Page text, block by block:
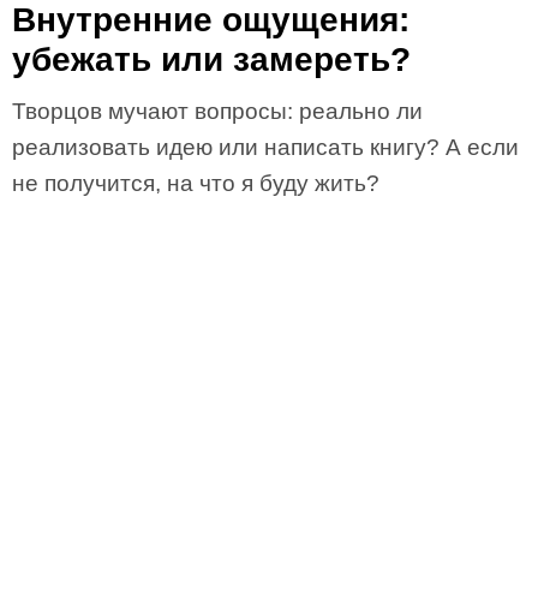
Внутренние ощущения:
убежать или замереть?
Творцов мучают вопросы: реально ли
реализовать идею или написать книгу? А если
не получится, на что я буду жить?